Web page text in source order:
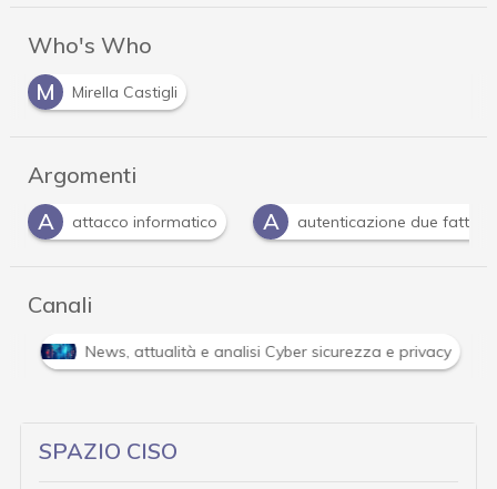
Who's Who
M
Mirella Castigli
Argomenti
A autenticazione due fattori C cyber attack
Canali
Attacchi hacker e Malware: le ultime news in tempo reale e gli
SPAZIO CISO